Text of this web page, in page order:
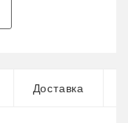
Доставка